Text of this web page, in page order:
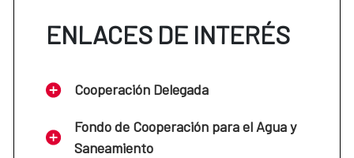
ENLACES DE INTERÉS
Cooperación Delegada
Fondo de Cooperación para el Agua y
Saneamiento